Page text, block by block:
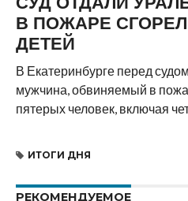
В ПОЖАРЕ
ДЕТЕЙ
В Екатеринбурге перед
мужчина, обвиняемый в
пятерых человек, включая
ИТОГИ ДНЯ
РЕКОМЕНДУЕМОЕ